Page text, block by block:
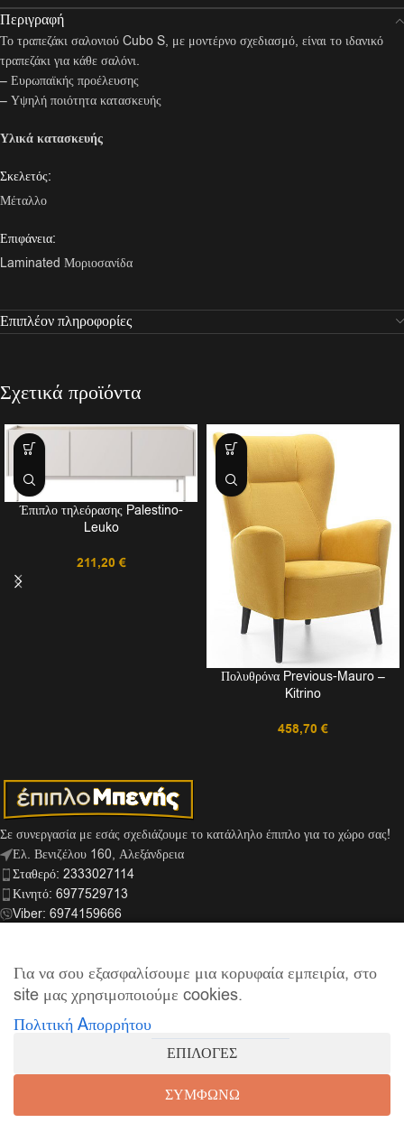
Περιγραφή
Το τραπεζάκι σαλονιού Cubo S, με μοντέρνο σχεδιασμό, είναι το ιδανικό
τραπεζάκι για κάθε σαλόνι.
– Ευρωπαϊκής προέλευσης
– Υψηλή ποιότητα κατασκευής
Υλικά κατασκευής
Σκελετός:
Μέταλλο
Επιφάνεια:
Laminated Μοριοσανίδα
Επιπλέον πληροφορίες
Σχετικά προϊόντα
Έπιπλο τηλεόρασης Palestino-
Leuko
211,20 €
Πολυθρόνα Previous-Mauro –
Kitrino
458,70 €
Σε συνεργασία με εσάς σχεδιάζουμε το κατάλληλο έπιπλο για το χώρο σας!
Ελ. Βενιζέλου 160, Αλεξάνδρεια
Σταθερό: 2333027114
Κινητό: 6977529713
Viber: 6974159666
ΣΎΝΔΕΣΜΟΙ
ΠΛΗΡΟΦΟΡΊΕΣ
Έπιπλο Μπενής| Supported by
0
Για να σου εξασφαλίσουμε μια κορυφαία εμπειρία, στο
site μας χρησιμοποιούμε cookies.
Πολιτική Aπορρήτου
ΕΠΙΛΟΓΕΣ
ΣΥΜΦΩΝΩ